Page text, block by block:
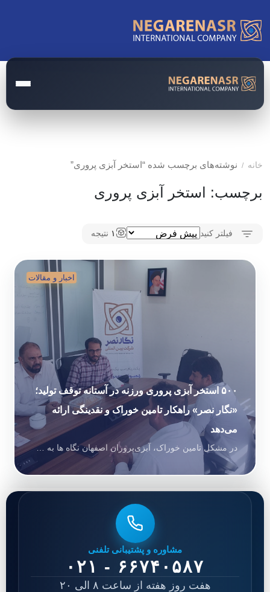
مدارک و مستندات
درباره ما
تماس با ما
ثبت‌نام | ورود به حساب
نیاز به مشاوره دارید؟
۰۲۱-۶۶۷۴۰۵۸۷
درگاه ثبت طرح‌های سرمایه‌پذیر◀
خانه / نوشته‌های برچسب شده “استخر آبزی پروری”
برچسب: استخر آبزی پروری
فیلتر کنید ۱ نتیجه
اخبار و مقالات
۵۰۰ استخر آبزی پروری ورزنه در آستانه توقف تولید؛
«نگار نصر» راهکار تامین خوراک و نقدینگی ارائه
می‌دهد
در مشکل تامین خوراک، آبزی‌پروران اصفهان نگاه ها به سمت «نگار نصر» امیدوار است. به گزارش روابط عمومی شرکت بین المللی نگار نصر، بخش آبزی‌پروری شهرستان ورزنه استان اصفهان با بحرانی جدی در تامین نقدینگی و خوراک آبزیان مواجه شده است. این معضل، حیات اقتصادی بیش از ۵۰۰ استخر فعال در این شهرستان را تهدید […]
مشاوره و پشتیبانی تلفنی
۰۲۱ - ۶۶۷۴۰۵۸۷
هفت روز هفته از ساعت ۸ الی ۲۰